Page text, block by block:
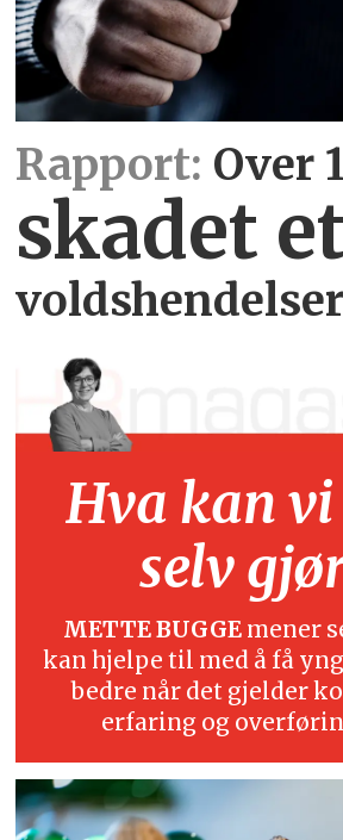
Rapport: Over
skadet
Hva kan
selv
METTE BUGGE mener
kan hjelpe til med å få
bedre når det gjelder
erfaring og